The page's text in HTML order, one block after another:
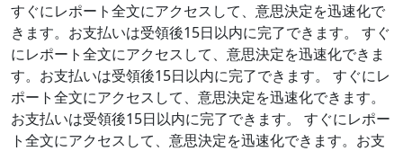
すぐにレポート全文にアクセスして、意思決定を迅速化で
きます。お支払いは受領後15日以内に完了できます。
すぐ
にレポート全文にアクセスして、意思決定を迅速化できま
す。お支払いは受領後15日以内に完了できます。
すぐにレ
ポート全文にアクセスして、意思決定を迅速化できます。
お支払いは受領後15日以内に完了できます。
すぐにレポー
ト全文にアクセスして、意思決定を迅速化できます。お支